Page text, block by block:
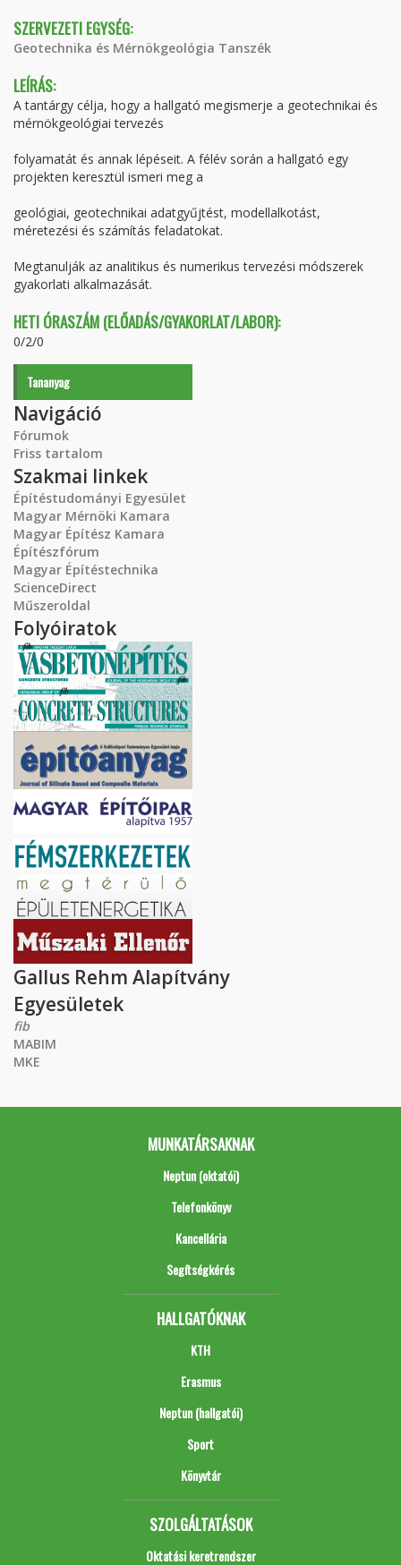
SZERVEZETI EGYSÉG:
Geotechnika és Mérnökgeológia Tanszék
LEÍRÁS:
A tantárgy célja, hogy a hallgató megismerje a geotechnikai és
mérnökgeológiai tervezés
folyamatát és annak lépéseit. A félév során a hallgató egy
projekten keresztül ismeri meg a
geológiai, geotechnikai adatgyűjtést, modellalkotást,
méretezési és számítás feladatokat.
Megtanulják az analitikus és numerikus tervezési módszerek
gyakorlati alkalmazását.
HETI ÓRASZÁM (ELŐADÁS/GYAKORLAT/LABOR):
0/2/0
Tananyag
Navigáció
Fórumok
Friss tartalom
Szakmai linkek
Építéstudományi Egyesület
Magyar Mérnöki Kamara
Magyar Építész Kamara
Építészfórum
Magyar Építéstechnika
ScienceDirect
Műszeroldal
Folyóiratok
Gallus Rehm Alapítvány
Egyesületek
fib
MABIM
MKE
MUNKATÁRSAKNAK
Neptun (oktatói)
Telefonkönyv
Kancellária
Segítségkérés
HALLGATÓKNAK
KTH
Erasmus
Neptun (hallgatói)
Sport
Könyvtár
SZOLGÁLTATÁSOK
Oktatási keretrendszer